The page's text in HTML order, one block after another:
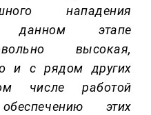
нападения
данном этапе
высокая,
и с рядом других
числе работой
этих